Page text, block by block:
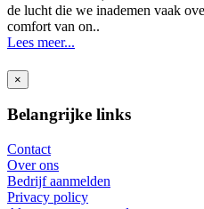
de lucht die we inademen vaak
comfort van on..
Lees meer...
×
Belangrijke links
Contact
Over ons
Bedrijf aanmelden
Privacy policy